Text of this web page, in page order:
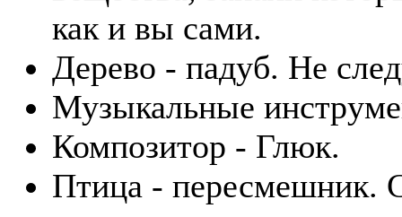
как и вы сами.
Дерево - падуб. Не
Музыкальные
Композитор - Глюк.
Птица - пересмешник.